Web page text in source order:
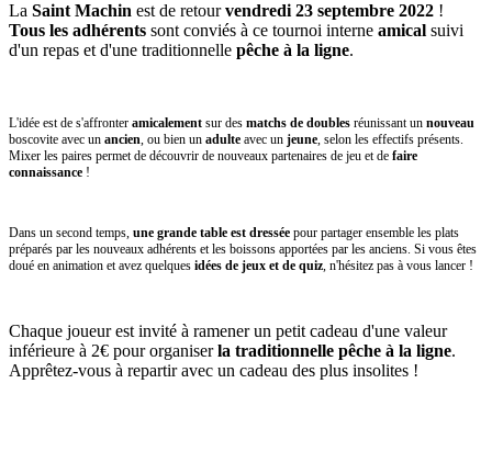
La Saint Machin est de retourvendredi 23 septembre 2022 !
Tous les adhérents sont conviés à ce tournoi interne amical suivi
d'un repas et d'une traditionnelle pêche à la ligne.
L'idée est de s'affronter amicalement sur des matchs de doubles réunissant un nouveau
boscovite avec un ancien, ou bien un adulte avec un jeune, selon les effectifs présents.
Mixer les paires permet de découvrir de nouveaux partenaires de jeu et de faire
connaissance !
Dans un second temps, une grande table est dressée pour partager ensemble les plats
préparés par les nouveaux adhérents et les boissons apportées par les anciens. Si vous êtes
doué en animation et avez quelques idées de jeux et de quiz , n'hésitez pas à vous lancer !
Chaque joueur est invité à ramener un petit cadeau d'une valeur
inférieure à 2€ pour organiserla traditionnelle pêche à la ligne.
Apprêtez-vous à repartir avec un cadeau des plus insolites !